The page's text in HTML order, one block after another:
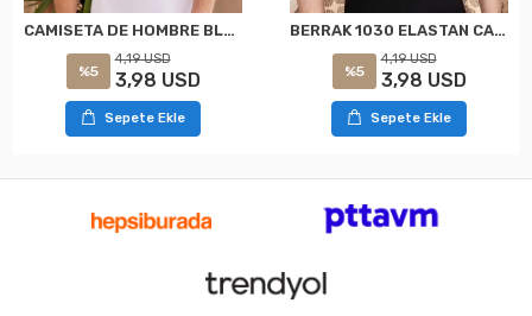
CAMISETA DE HOMBRE BLANCA BERRAK 1030 DE ELASTANO
%5
4,19 USD
3,98 USD
Sepete Ekle
BERRAK 1030 ELASTAN CAMISETA DE HOMBRE NEGRO
%5
4,19 USD
3,98 USD
Sepete Ekle